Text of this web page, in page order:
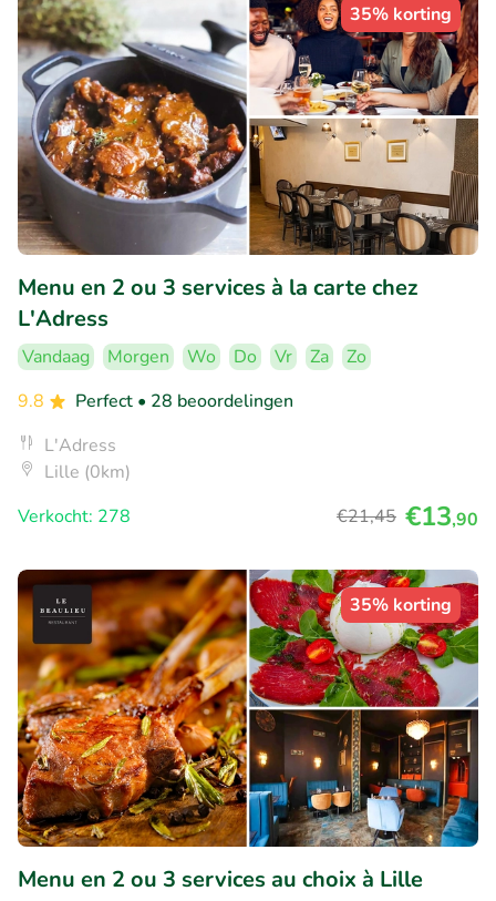
35% korting
Menu en 2 ou 3 services à la carte chez
L'Adress
Vandaag Morgen Wo Do Vr Za
Zo
9.8
Perfect • 28 beoordelingen
L'Adress
Lille (0km)
Verkocht: 278
€21,45 €13,90
35% korting
Menu en 2 ou 3 services au choix à Lille